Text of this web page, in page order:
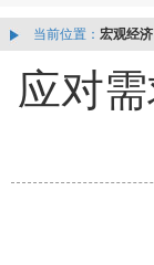
当前位置： 宏观经济
应对